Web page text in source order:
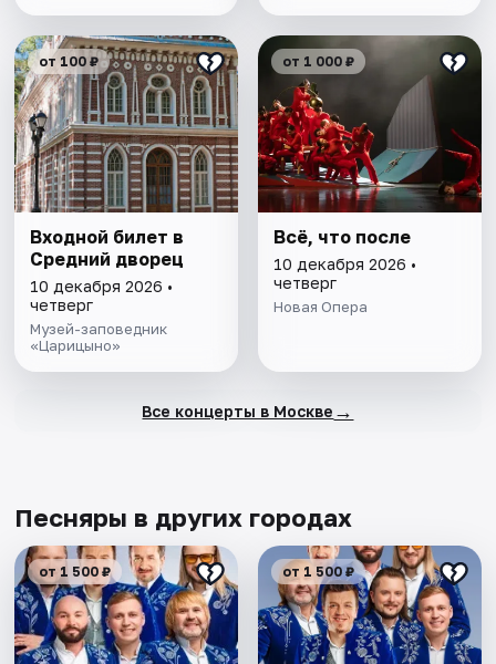
от 100 ₽
Входной билет в
Средний дворец
10 декабря 2026 •
четверг
Музей-заповедник
«Царицыно»
от 1 000 ₽
Всё, что после
10 декабря 2026 •
четверг
Новая Опера
Все концерты в Москве →
Песняры в других городах
от 1 500 ₽ от 1 500 ₽